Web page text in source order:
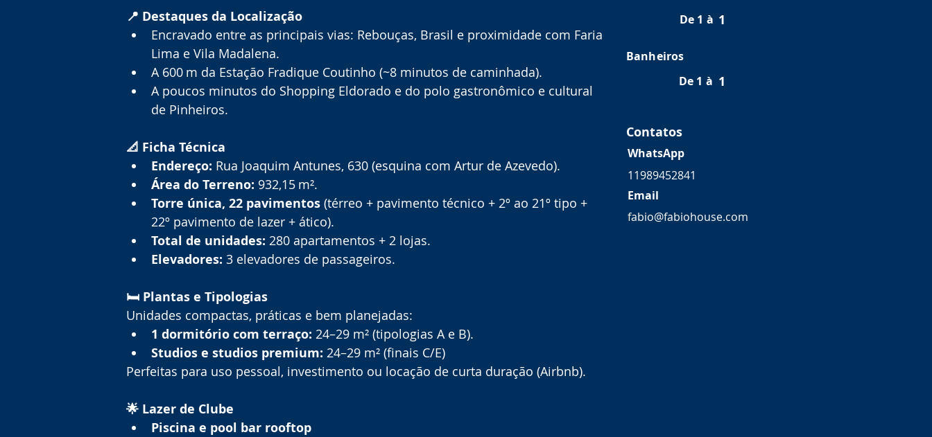
📍 Destaques da Localização
Encravado entre as principais vias: Rebouças, Brasil e proximidade com Faria
Lima e Vila Madalena.
A 600 m da Estação Fradique Coutinho (~8 minutos de caminhada).
A poucos minutos do Shopping Eldorado e do polo gastronômico e cultural
de Pinheiros.
📐 Ficha Técnica
Endereço: Rua Joaquim Antunes, 630 (esquina com Artur de Azevedo).
Área do Terreno: 932,15 m².
Torre única, 22 pavimentos (térreo + pavimento técnico + 2º ao 21º tipo +
22º pavimento de lazer + ático).
Total de unidades: 280 apartamentos + 2 lojas.
Elevadores: 3 elevadores de passageiros.
🛏️ Plantas e Tipologias
Unidades compactas, práticas e bem planejadas:
1 dormitório com terraço: 24–29 m² (tipologias A e B).
Studios e studios premium: 24–29 m² (finais C/E)
Perfeitas para uso pessoal, investimento ou locação de curta duração (Airbnb).
🌟 Lazer de Clube
Piscina e pool bar rooftop
De 1 à 1
Banheiros
De 1 à 1
Contatos
WhatsApp
11989452841
Email
fabio@fabiohouse.com